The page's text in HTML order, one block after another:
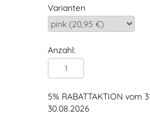
Varianten
Anzahl:
5% RABATTAKTION vom
30.08.2026